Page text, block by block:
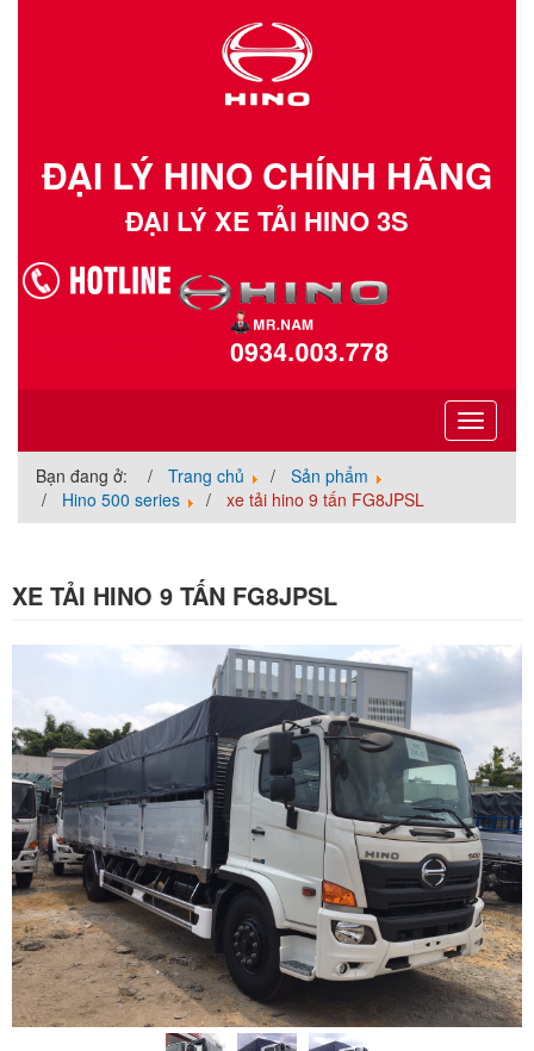
ĐẠI LÝ HINO CHÍNH HÃNG
ĐẠI LÝ XE TẢI HINO 3S
Toggle
Bạn đang ở: Trang chủ
Sản phẩm
Hino 500 series
xe tải hino 9 tấn FG8JPSL
XE TẢI HINO 9 TẤN FG8JPSL